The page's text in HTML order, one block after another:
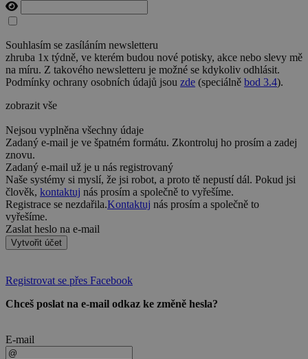
Souhlasím se zasíláním newsletteru
zhruba 1x týdně, ve kterém budou nové potisky, akce nebo slevy mě
na míru. Z takového newsletteru je možné se kdykoliv odhlásit.
Podmínky ochrany osobních údajů jsou zde (speciálně bod 3.4).
zobrazit vše
Nejsou vyplněna všechny údaje
Zadaný e-mail je ve špatném formátu. Zkontroluj ho prosím a zadej
znovu.
Zadaný e-mail už je u nás registrovaný
Naše systémy si myslí, že jsi robot, a proto tě nepustí dál. Pokud jsi
člověk, kontaktuj nás prosím a společně to vyřešíme.
Registrace se nezdařila.Kontaktuj nás prosím a společně to
vyřešíme.
Zaslat heslo na e-mail
Vytvořit účet
Registrovat se přes Facebook
Chceš poslat na e-mail odkaz ke změně hesla?
E-mail